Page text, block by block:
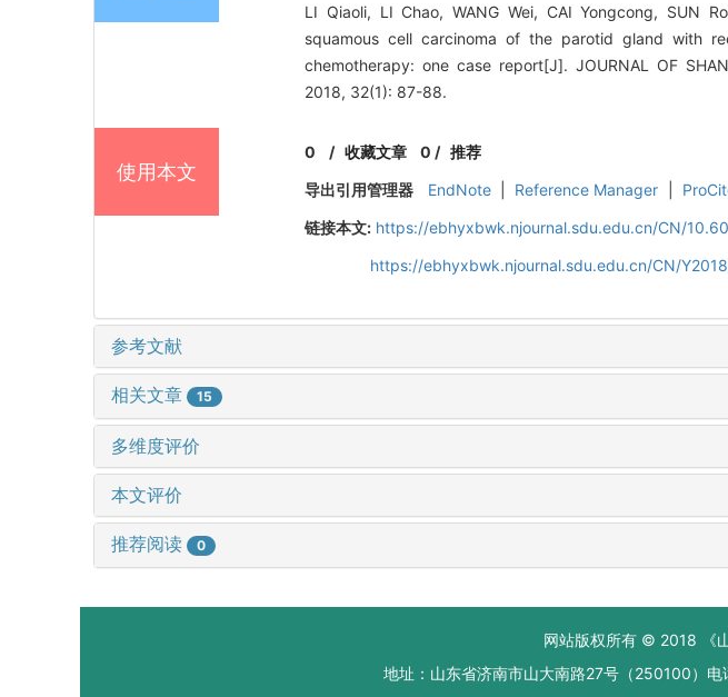
LI Qiaoli, LI Chao, WANG Wei, CAI Yongcong, SUN
squamous cell carcinoma of the parotid gland with
chemotherapy: one case report[J]. JOURNAL OF
2018, 32(1): 87-88.
使用本文
0 /收藏文章 0 / 推荐
导出引用管理器
EndNote Reference Manager
链接本文: https://ebhyxbwk.njournal.sdu.edu.cn/CN/
https://ebhyxbwk.njournal.sdu.edu.cn/CN/
参考文献
相关文章 15
多维度评价
本文评价
推荐阅读 0
网站版权所有 © 2018 《
地址：山东省济南市山大南路27号（250100）